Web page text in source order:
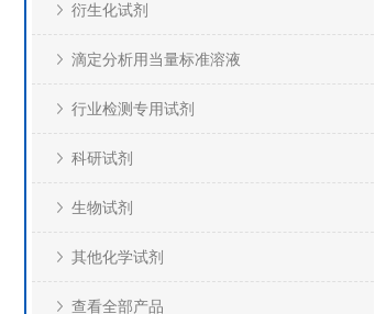
衍生化试剂
滴定分析用当量标准溶液
行业检测专用试剂
科研试剂
生物试剂
其他化学试剂
查看全部产品